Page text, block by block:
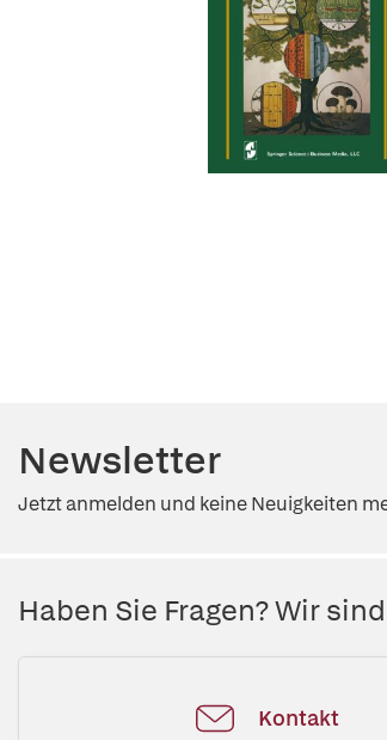
Newsletter
Jetzt anmelden und keine Neuigkeiten
Haben Sie Fragen? Wir
Kontakt